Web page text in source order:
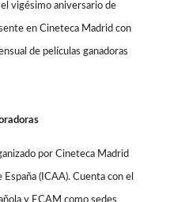
vigésimo aniversario de
en Cineteca Madrid con
de películas ganadoras
por Cineteca Madrid
(ICAA). Cuenta con el